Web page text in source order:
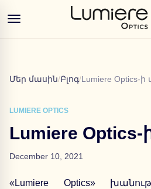
Մեր մասին/Բլոգ/Lumiere Optics-
LUMIERE OPTICS
Lumiere
December 10, 2021
«Lumiere Optics»